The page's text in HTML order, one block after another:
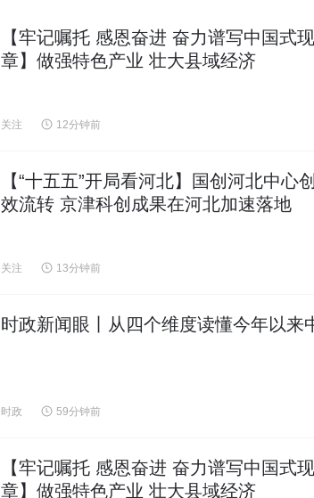
【牢记嘱托 感恩奋进 奋力谱写中国式
章】做强特色产业 壮大县域经济
关注 12分钟前
【“十五五”开局看河北】国创河北中心
效流转 京津科创成果在河北加速落地
关注 13分钟前
时政新闻眼丨从四个维度读懂今年以来
时政 59分钟前
【牢记嘱托 感恩奋进 奋力谱写中国式
章】做强特色产业 壮大县域经济